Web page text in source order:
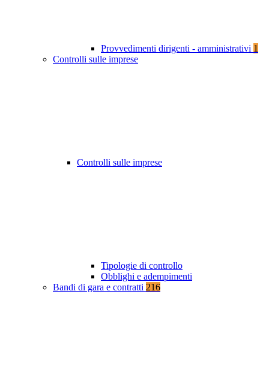
Provvedimenti dirigenti - amministrativi 1
Controlli sulle imprese
Controlli sulle imprese
Tipologie di controllo
Obblighi e adempimenti
Bandi di gara e contratti 216